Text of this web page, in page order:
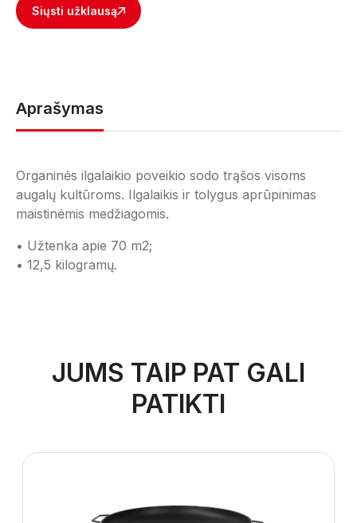
Siųsti užklausą
Aprašymas
Organinės ilgalaikio poveikio sodo trąšos visoms
augalų kultūroms. Ilgalaikis ir tolygus aprūpinimas
maistinėmis medžiagomis.
• Užtenka apie 70 m2;
• 12,5 kilogramų.
JUMS TAIP PAT GALI
PATIKTI